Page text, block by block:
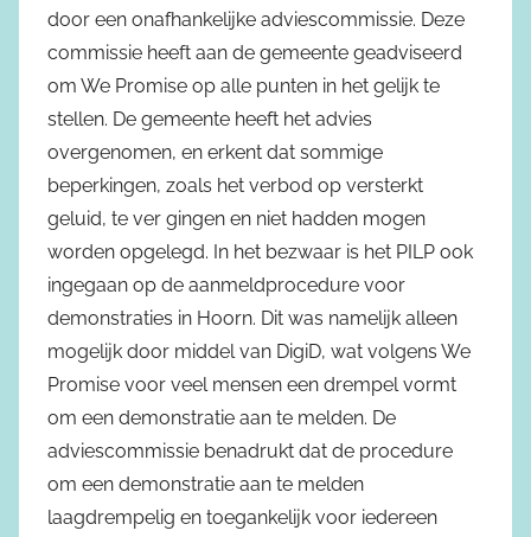
door een onafhankelijke adviescommissie. Deze
commissie heeft aan de gemeente geadviseerd
om We Promise op alle punten in het gelijk te
stellen. De gemeente heeft het advies
overgenomen, en erkent dat sommige
beperkingen, zoals het verbod op versterkt
geluid, te ver gingen en niet hadden mogen
worden opgelegd. In het bezwaar is het PILP ook
ingegaan op de aanmeldprocedure voor
demonstraties in Hoorn. Dit was namelijk alleen
mogelijk door middel van DigiD, wat volgens We
Promise voor veel mensen een drempel vormt
om een demonstratie aan te melden. De
adviescommissie benadrukt dat de procedure
om een demonstratie aan te melden
laagdrempelig en toegankelijk voor iedereen